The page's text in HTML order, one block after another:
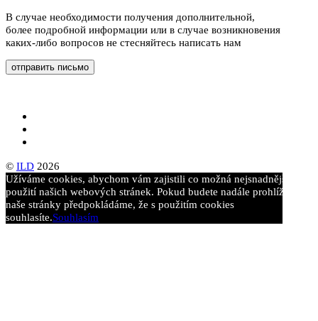
В случае необходимости получения дополнительной,
более подробной информации или в случае возникновения
каких-либо вопросов не стесняйтесь написать нам
© ILD 2026
Užíváme cookies, abychom vám zajistili co možná nejsnadnější
použití našich webových stránek. Pokud budete nadále prohlížet
naše stránky předpokládáme, že s použitím cookies
souhlasíte.Souhlasím